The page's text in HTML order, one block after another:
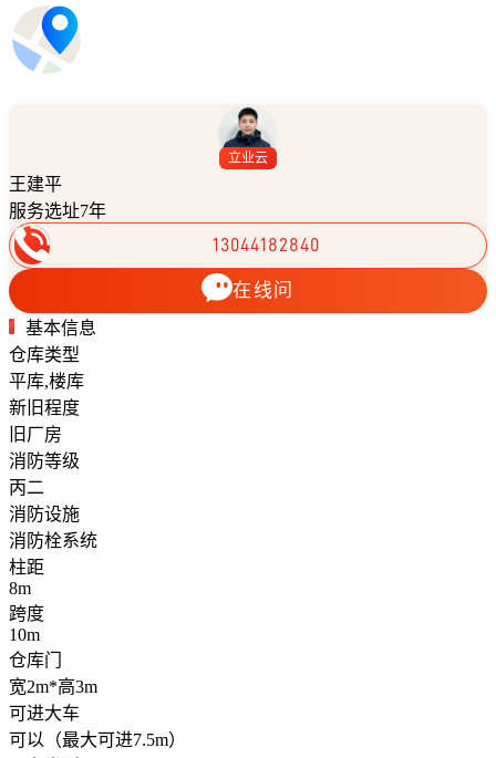
立业云
王建平
服务选址7年
13044182840
在线问
基本信息
仓库类型
平库,楼库
新旧程度
旧厂房
消防等级
丙二
消防设施
消防栓系统
柱距
8m
跨度
10m
仓库门
宽2m*高3m
可进大车
可以（最大可进7.5m）